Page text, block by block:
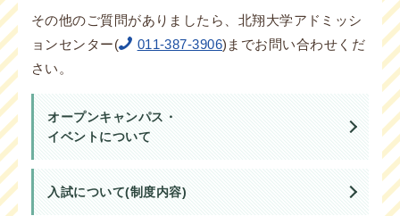
その他のご質問がありましたら、北翔大学アドミッシ
ョンセンター(
011-387-3906)までお問い合わせくだ
さい。
オープンキャンパス・
イベントについて
入試について(制度内容)